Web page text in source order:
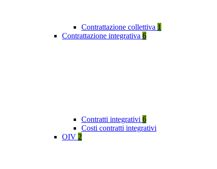
Contrattazione collettiva 1
Contrattazione integrativa 6
Contratti integrativi 6
Costi contratti integrativi
OIV 2